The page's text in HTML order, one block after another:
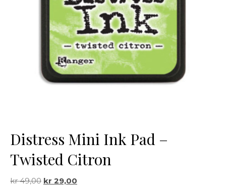
Distress Mini Ink Pad –
Twisted Citron
kr49,00 Opprinnelig pris var: kr 49,00.
kr 29,00